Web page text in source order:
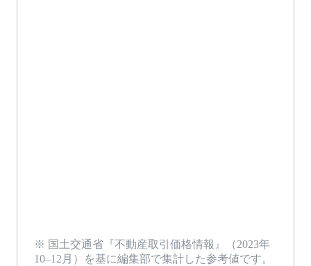
※ 国土交通省『不動産取引価格情報』（2023年
10–12月 ）を基に編集部で集計した参考値です。